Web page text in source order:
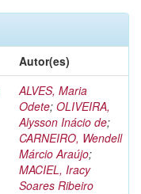
Autor(es)
ALVES, Maria
Odete; OLIVEIRA,
Alysson Inácio de;
CARNEIRO, Wendell
Márcio Araújo;
MACIEL, Iracy
Soares Ribeiro